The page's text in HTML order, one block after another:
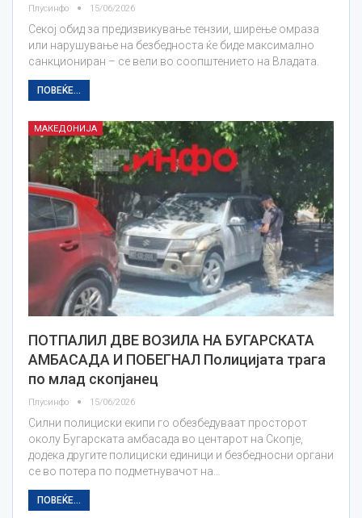
Плусинфо 15/06/2026
Секој обид за предизвикување тензии, ширење омраза
или нарушување на безбедноста ќе биде максимално
санкциониран – се вели во соопштението на Владата.
ПОВЕЌЕ...
МАКЕДОНИЈА
ПОТПАЛИЛ ДВЕ ВОЗИЛА НА БУГАРСКАТА
АМБАСАДА И ПОБЕГНАЛ Полицијата трага
по млад скопјанец
Плусинфо 15/06/2026
Силни полициски екипи го обезбедуваат просторот
околу Бугарската амбасада во центарот на Скопје,
додека другите полициски единици и безбедносни органи
се во потера по подметнувачот на…
ПОВЕЌЕ...